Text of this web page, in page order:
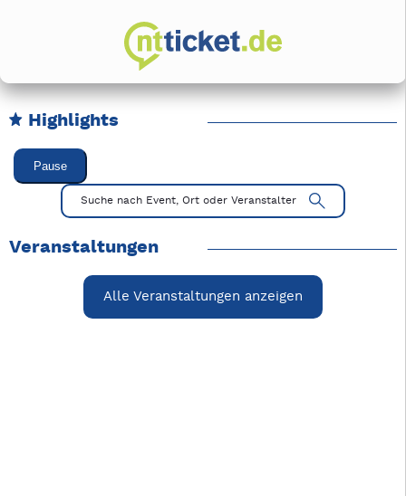
Highlights
Karussell Veranstaltungen überspringen
Pause
Mit Tab zu den Steuerelementen wechseln. Mit Pfeiltasten
Suche nach Event, Ort oder Veranstalter
Veranstaltungen
Alle Veranstaltungen anzeigen